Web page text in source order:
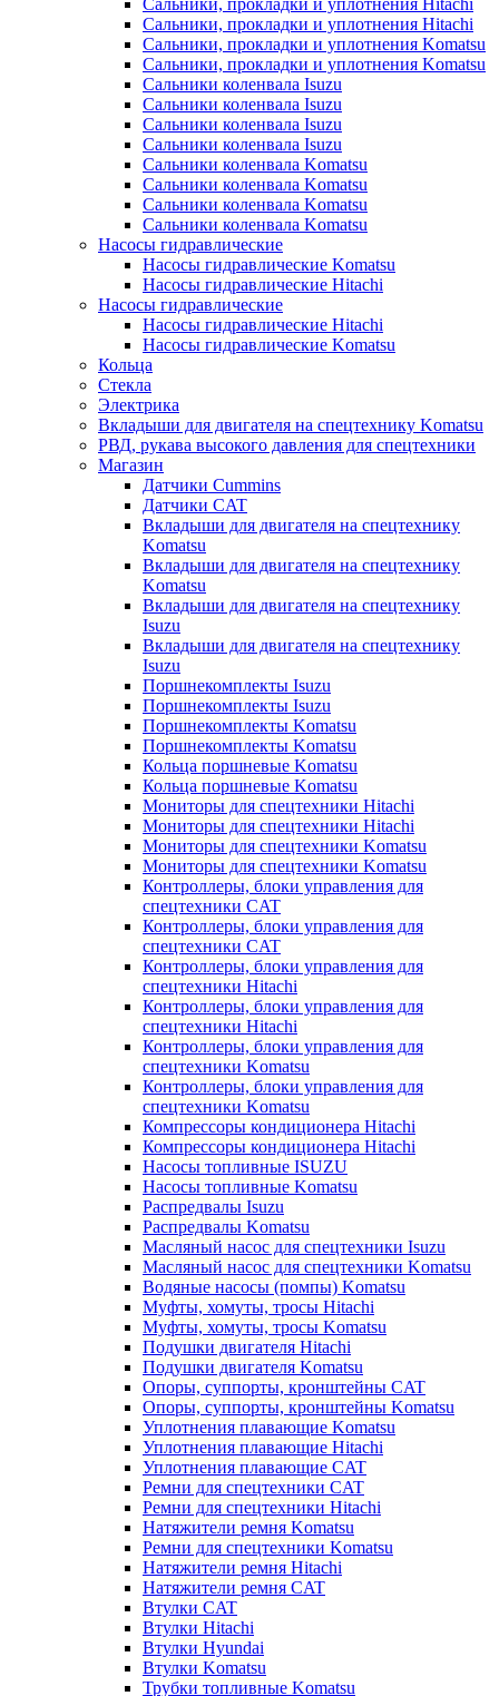
Сальники, прокладки и уплотнения Hitachi
Сальники, прокладки и уплотнения Hitachi
Сальники, прокладки и уплотнения Komatsu
Сальники, прокладки и уплотнения Komatsu
Сальники коленвала Isuzu
Сальники коленвала Isuzu
Сальники коленвала Isuzu
Сальники коленвала Isuzu
Сальники коленвала Komatsu
Сальники коленвала Komatsu
Сальники коленвала Komatsu
Сальники коленвала Komatsu
Насосы гидравлические
Насосы гидравлические Komatsu
Насосы гидравлические Hitachi
Насосы гидравлические
Насосы гидравлические Hitachi
Насосы гидравлические Komatsu
Кольца
Стекла
Электрика
Вкладыши для двигателя на спецтехнику Komatsu
РВД, рукава высокого давления для спецтехники
Магазин
Датчики Cummins
Датчики CAT
Вкладыши для двигателя на спецтехнику
Komatsu
Вкладыши для двигателя на спецтехнику
Komatsu
Вкладыши для двигателя на спецтехнику
Isuzu
Вкладыши для двигателя на спецтехнику
Isuzu
Поршнекомплекты Isuzu
Поршнекомплекты Isuzu
Поршнекомплекты Komatsu
Поршнекомплекты Komatsu
Кольца поршневые Komatsu
Кольца поршневые Komatsu
Мониторы для спецтехники Hitachi
Мониторы для спецтехники Hitachi
Мониторы для спецтехники Komatsu
Мониторы для спецтехники Komatsu
Контроллеры, блоки управления для
спецтехники CAT
Контроллеры, блоки управления для
спецтехники CAT
Контроллеры, блоки управления для
спецтехники Hitachi
Контроллеры, блоки управления для
спецтехники Hitachi
Контроллеры, блоки управления для
спецтехники Komatsu
Контроллеры, блоки управления для
спецтехники Komatsu
Компрессоры кондиционера Hitachi
Компрессоры кондиционера Hitachi
Насосы топливные ISUZU
Насосы топливные Komatsu
Распредвалы Isuzu
Распредвалы Komatsu
Масляный насос для спецтехники Isuzu
Масляный насос для спецтехники Komatsu
Водяные насосы (помпы) Komatsu
Муфты, хомуты, тросы Hitachi
Муфты, хомуты, тросы Komatsu
Подушки двигателя Hitachi
Подушки двигателя Komatsu
Опоры, суппорты, кронштейны CAT
Опоры, суппорты, кронштейны Komatsu
Уплотнения плавающие Komatsu
Уплотнения плавающие Hitachi
Уплотнения плавающие CAT
Ремни для спецтехники CAT
Ремни для спецтехники Hitachi
Натяжители ремня Komatsu
Ремни для спецтехники Komatsu
Натяжители ремня Hitachi
Натяжители ремня CAT
Втулки CAT
Втулки Hitachi
Втулки Hyundai
Втулки Komatsu
Трубки топливные Komatsu